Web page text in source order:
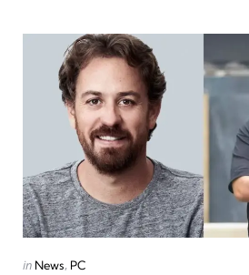
Categories
Posted
in News PC